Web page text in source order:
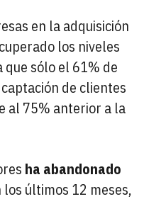
en la adquisición
los niveles
sólo el 61% de
de clientes
al 75% anterior a la
ha abandonado
últimos 12 meses,